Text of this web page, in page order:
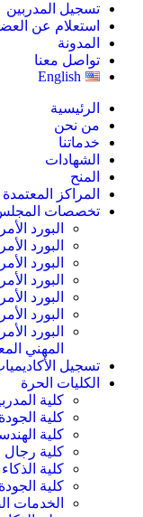
تسجيل المدربين
استعلام عن
المدونة
تواصل معنا
English
الرئيسية
من نحن
خدماتنا
الشهادات
المنح
المراكز المعتمدة
تخصصات المجلس
البورد
البورد
البورد
البورد
البورد
البورد
البورد
المهني
تسجيل
الكليات الحرة
كلية
كلية الجودة
كلية
كلية رجال
كلية
كلية
الخدمات